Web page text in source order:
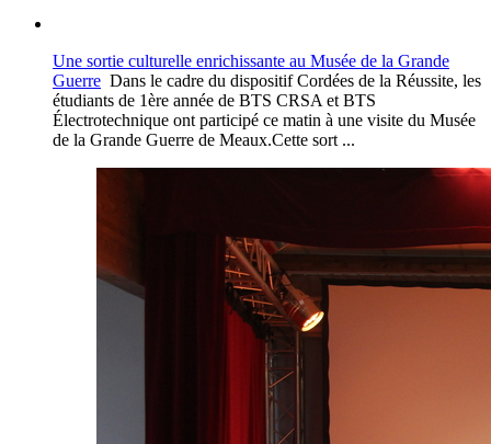
Une sortie culturelle enrichissante au Musée de la Grande
Guerre Dans le cadre du dispositif Cordées de la Réussite, les
étudiants de 1ère année de BTS CRSA et BTS
Électrotechnique ont participé ce matin à une visite du Musée
de la Grande Guerre de Meaux.Cette sort ...